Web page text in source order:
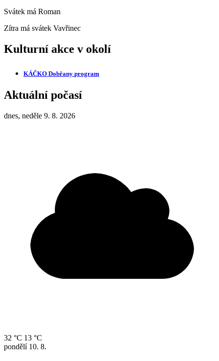
Svátek má Roman
Zítra má svátek Vavřinec
Kulturní akce v okolí
KÁČKO Dobřany program
Aktuální počasí
dnes, neděle 9. 8. 2026
32 °C 13 °C
pondělí 10. 8.